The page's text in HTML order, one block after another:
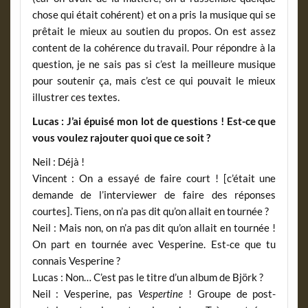
chose qui était cohérent) et on a pris la musique qui se
prêtait le mieux au soutien du propos. On est assez
content de la cohérence du travail. Pour répondre à la
question, je ne sais pas si c’est la meilleure musique
pour soutenir ça, mais c’est ce qui pouvait le mieux
illustrer ces textes.
Lucas : J’ai épuisé mon lot de questions ! Est-ce que
vous voulez rajouter quoi que ce soit ?
Neil : Déjà !
Vincent : On a essayé de faire court ! [c’était une
demande de l’interviewer de faire des réponses
courtes]. Tiens, on n’a pas dit qu’on allait en tournée ?
Neil : Mais non, on n’a pas dit qu’on allait en tournée !
On part en tournée avec Vesperine. Est-ce que tu
connais Vesperine ?
Lucas : Non… C’est pas le titre d’un album de Björk ?
Neil : Vesperine, pas Vespertine ! Groupe de post-